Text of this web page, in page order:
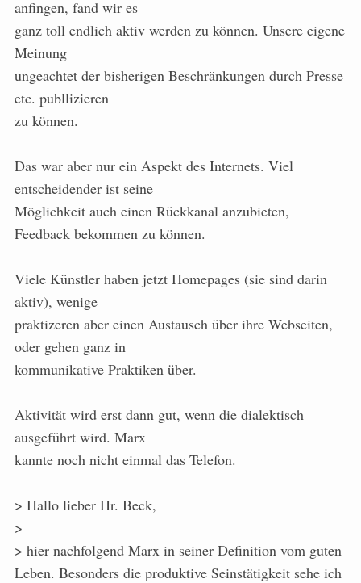
anfingen, fand wir es
ganz toll endlich aktiv werden zu können. Unsere eigene
Meinung
ungeachtet der bisherigen Beschränkungen durch Presse
etc. publlizieren
zu können.
Das war aber nur ein Aspekt des Internets. Viel
entscheidender ist seine
Möglichkeit auch einen Rückkanal anzubieten,
Feedback bekommen zu können.
Viele Künstler haben jetzt Homepages (sie sind darin
aktiv), wenige
praktizeren aber einen Austausch über ihre Webseiten,
oder gehen ganz in
kommunikative Praktiken über.
Aktivität wird erst dann gut, wenn die dialektisch
ausgeführt wird. Marx
kannte noch nicht einmal das Telefon.
> Hallo lieber Hr. Beck,
>
> hier nachfolgend Marx in seiner Definition vom guten
Leben. Besonders die produktive Seinstätigkeit sehe ich